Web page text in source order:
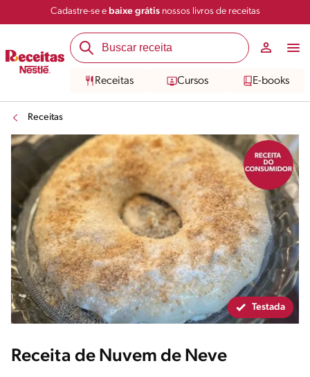
Cadastre-se e baixe grátisnossos livros de receitas
Receitas Cursos E-books
Receitas
Salvar Compartilhar
Testada
Receita de Nuvem de Neve